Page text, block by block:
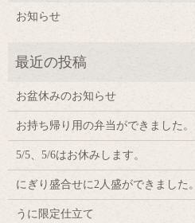
お知らせ
お盆休みのお知らせ
お持ち帰り用の弁当ができました。
5/5、5/6はお休みします。
にぎり盛合せに2人盛ができました。
うに限定仕立て